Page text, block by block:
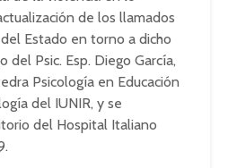
de los llamados
del Estado en torno a dicho
del Psic. Esp. Diego García,
Psicología en Educación
del IUNIR, y se
del Hospital Italiano